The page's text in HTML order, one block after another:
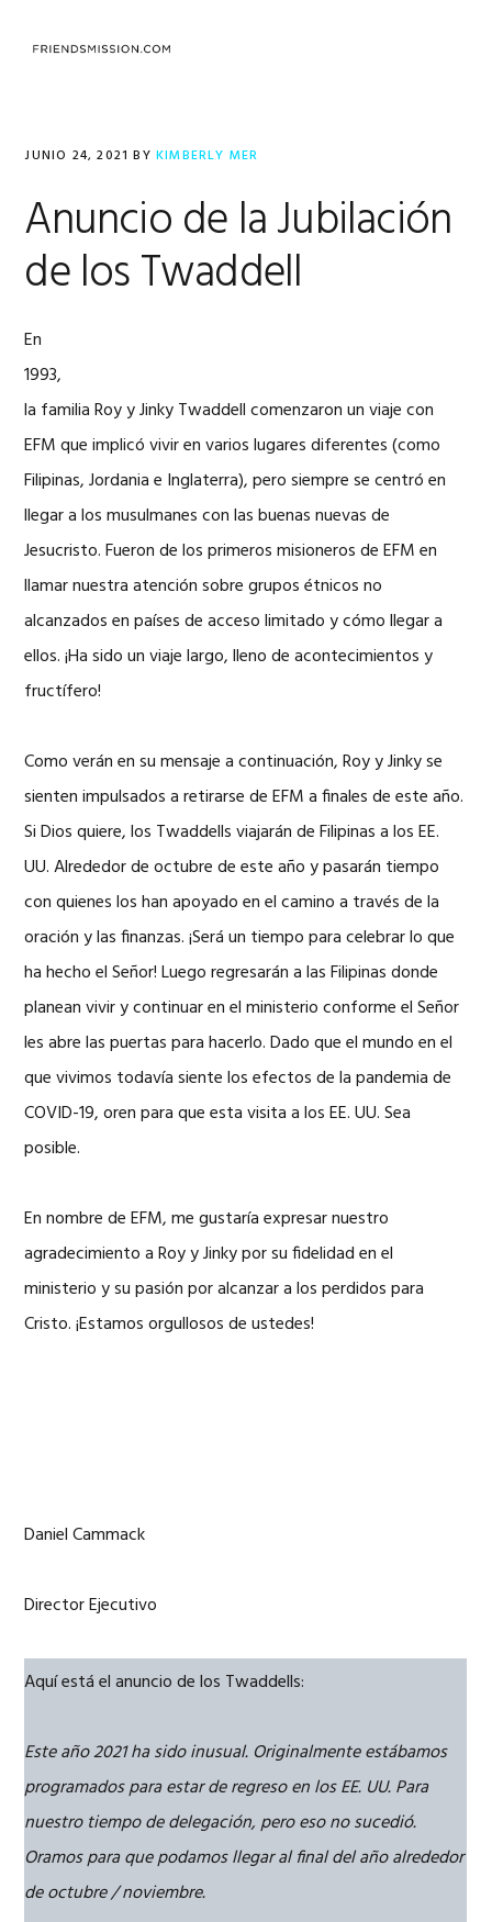
JUNIO 24, 2021 BYKIMBERLY MER
Anuncio de la Jubilación
de los Twaddell
En
1993,
la familia Roy y Jinky Twaddell comenzaron un viaje con
EFM que implicó vivir en varios lugares diferentes (como
Filipinas, Jordania e Inglaterra), pero siempre se centró en
llegar a los musulmanes con las buenas nuevas de
Jesucristo. Fueron de los primeros misioneros de EFM en
llamar nuestra atención sobre grupos étnicos no
alcanzados en países de acceso limitado y cómo llegar a
ellos. ¡Ha sido un viaje largo, lleno de acontecimientos y
fructífero!
Como verán en su mensaje a continuación, Roy y Jinky se
sienten impulsados ​​a retirarse de EFM a finales de este año.
Si Dios quiere, los Twaddells viajarán de Filipinas a los EE.
UU. Alrededor de octubre de este año y pasarán tiempo
con quienes los han apoyado en el camino a través de la
oración y las finanzas. ¡Será un tiempo para celebrar lo que
ha hecho el Señor! Luego regresarán a las Filipinas donde
planean vivir y continuar en el ministerio conforme el Señor
les abre las puertas para hacerlo. Dado que el mundo en el
que vivimos todavía siente los efectos de la pandemia de
COVID-19, oren para que esta visita a los EE. UU. Sea
posible.
En nombre de EFM, me gustaría expresar nuestro
agradecimiento a Roy y Jinky por su fidelidad en el
ministerio y su pasión por alcanzar a los perdidos para
Cristo. ¡Estamos orgullosos de ustedes!
Daniel Cammack
Director Ejecutivo
Aquí está el anuncio de los Twaddells:
Este año 2021 ha sido inusual. Originalmente estábamos
programados para estar de regreso en los EE. UU. Para
nuestro tiempo de delegación, pero eso no sucedió.
Oramos para que podamos llegar al final del año alrededor
de octubre / noviembre.